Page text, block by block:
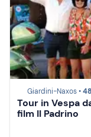
Giardini-Naxos •
Tour in Vespa
film Il Padrino